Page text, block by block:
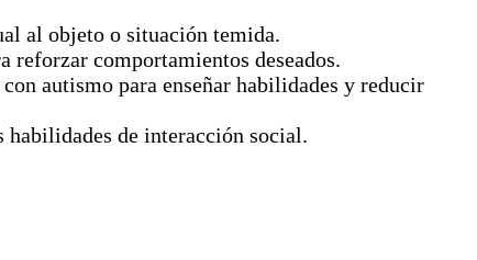
al objeto o situación temida.
reforzar comportamientos deseados.
autismo para enseñar habilidades y reducir
habilidades de interacción social.